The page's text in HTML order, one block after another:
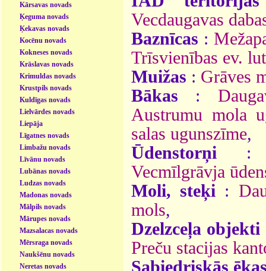
Kārsavas novads
Ķeguma novads
Ķekavas novads
Kocēnu novads
Kokneses novads
Krāslavas novads
Krimuldas novads
Krustpils novads
Kuldīgas novads
Lielvārdes novads
Liepāja
Līgatnes novads
Limbažu novads
Līvānu novads
Lubānas novads
Ludzas novads
Madonas novads
Mālpils novads
Mārupes novads
Mazsalacas novads
Mērsraga novads
Naukšēnu novads
Neretas novads
Vecdaugavas
Baznīcas :
Trīsvienības ev.
Muižas : Grāves
Bākas :
Austrumu mola
salas ugunszīme,
Ūdenstorņi
Vecmīlgrāvja
Moli, steķi :
mols,
Dzelzceļa objekti
Preču stacijas
Sabiedriskās